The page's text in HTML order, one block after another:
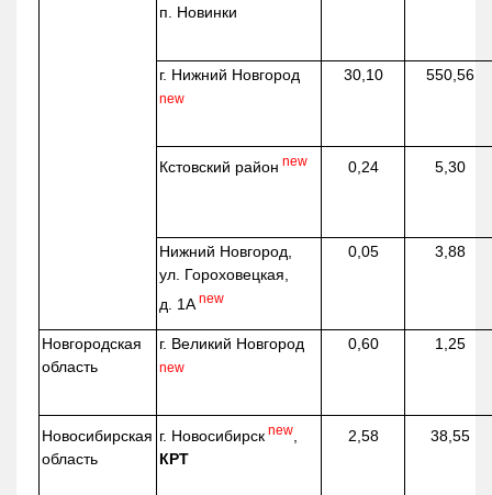
п. Новинки
г. Нижний Новгород
new
30,10 550,56
Кстовский район new 0,24 5,30
Нижний Новгород,
ул. Гороховецкая,
д. 1А new
0,05 3,88
Новгородская
область
г. Великий Новгород
new
0,60 1,25
Новосибирская
область
г. Новосибирск new
КРТ
2,58 38,55